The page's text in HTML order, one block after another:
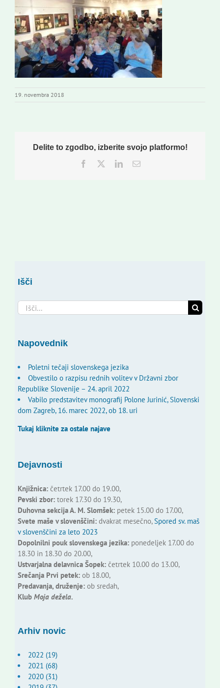
Novi odmev – naše glasilo
Založništvo
Koristne informacije
19. novembra 2018
Delite to zgodbo, izberite svojo platformo!
Facebook
TwitterLinkedInEmail
Išči
Search
for:
Napovednik
Poletni tečaji slovenskega jezika
Obvestilo o razpisu rednih volitev v Državni zbor
Republike Slovenije – 24. april 2022
Vabilo predstavitev monografij Polone Jurinić, Slovenski
dom Zagreb, 16. marec 2022, ob 18. uri
Tukaj kliknite za ostale najave
Dejavnosti
Knjižnica:četrtek 17.00 do 19.00,
Pevski zbor:torek 17.30 do 19.30,
Duhovna sekcija A. M. Slomšek:petek 15.00 do 17.00,
Svete maše v slovenščini:dvakrat mesečno,Spored sv. maš
v slovenščini za leto 2023
Dopolnilni pouk slovenskega jezika:ponedeljek 17.00 do
18.30 in 18.30 do 20.00,
Ustvarjalna delavnica Šopek:četrtek 10.00 do 13.00,
Srečanja Prvi petek:ob 18.00,
Predavanja, druženje:ob sredah,
Klub Moja dežela.
Arhiv novic
2022 (19)
2021 (68)
2020 (31)